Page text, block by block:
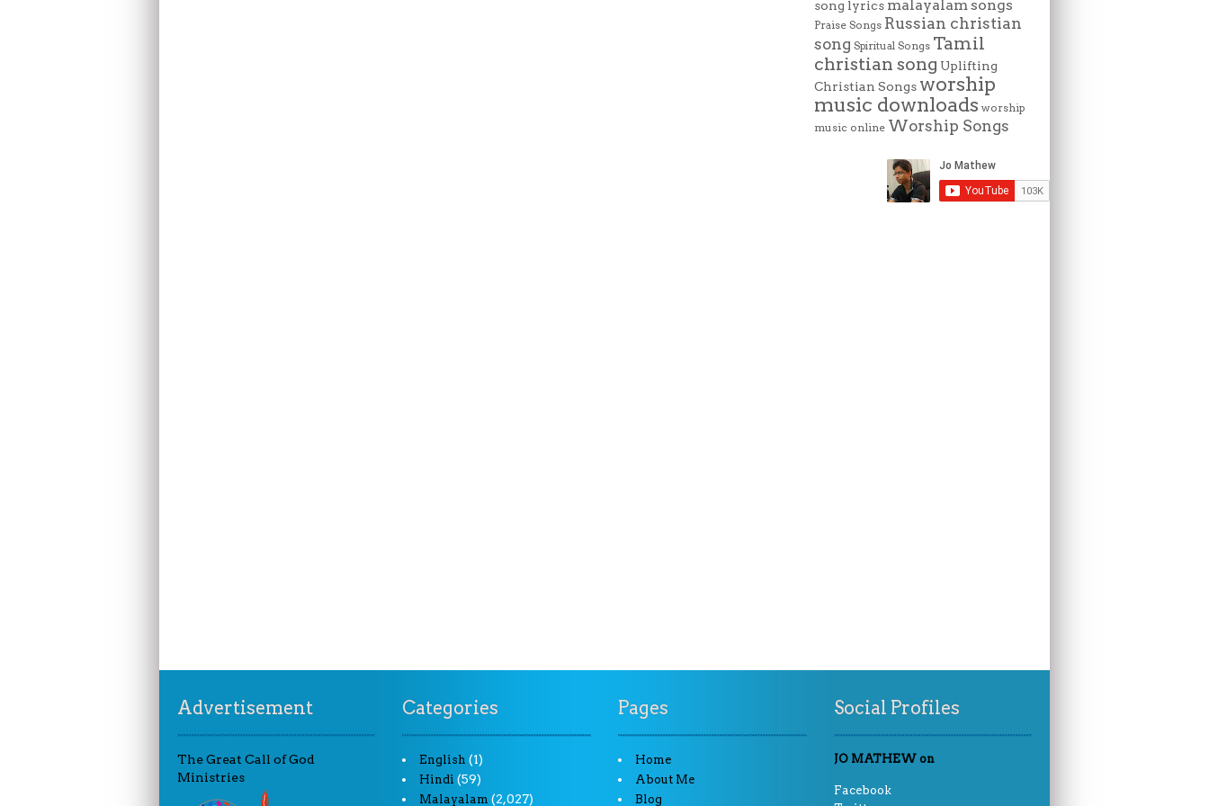
song lyrics malayalam songs
Praise Songs Russian christian
song Spiritual Songs Tamil
christian song Uplifting
Christian Songs worship
music downloads worship
music online Worship Songs
Advertisement
The Great Call of God
Ministries
Categories
English (1)
Hindi (59)
Malayalam (2,027)
Pages
Home
About Me
Blog
Social Profiles
JO MATHEW on
Facebook